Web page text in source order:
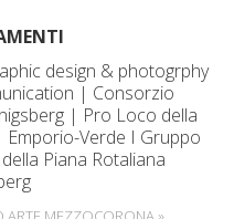
design & photogrphy
| Consorzio
| Pro Loco della
Verde I Gruppo
Piana Rotaliana